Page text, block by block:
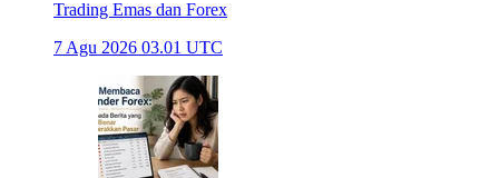
Trading Emas dan Forex
7 Agu 2026 03.01 UTC